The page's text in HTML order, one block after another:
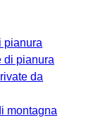
pianura
di pianura
da
montagna